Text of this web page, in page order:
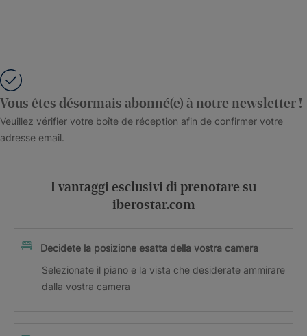
Vous êtes désormais abonné(e) à notre newsletter !
Veuillez vérifier votre boîte de réception afin de confirmer votre
adresse email.
I vantaggi esclusivi di prenotare su
iberostar.com
Decidete la posizione esatta della vostra camera
Selezionate il piano e la vista che desiderate ammirare
dalla vostra camera